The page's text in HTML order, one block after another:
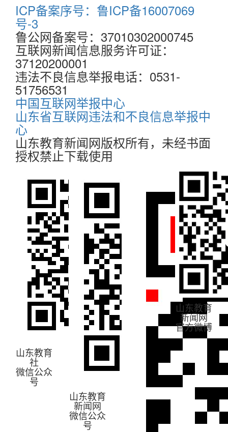
ICP备案序号：鲁ICP备16007069
号-3
鲁公网备案号：37010302000745
互联网新闻信息服务许可证：
37120200001
违法不良信息举报电话：0531-
51756531
中国互联网举报中心
山东省互联网违法和不良信息举报中
心
山东教育新闻网版权所有，未经书面
授权禁止下载使用
山东教育
社
微信公众
号
山东教育
新闻网
微信公众
号
山东教育
新闻网
官方微博